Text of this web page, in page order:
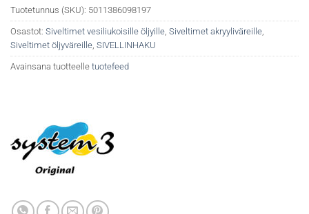
Tuotetunnus (SKU): 5011386098197
Osastot: Siveltimet vesiliukoisille öljyille, Siveltimet akryyliväreille,
Siveltimet öljyväreille, SIVELLINHAKU
Avainsana tuotteelle tuotefeed